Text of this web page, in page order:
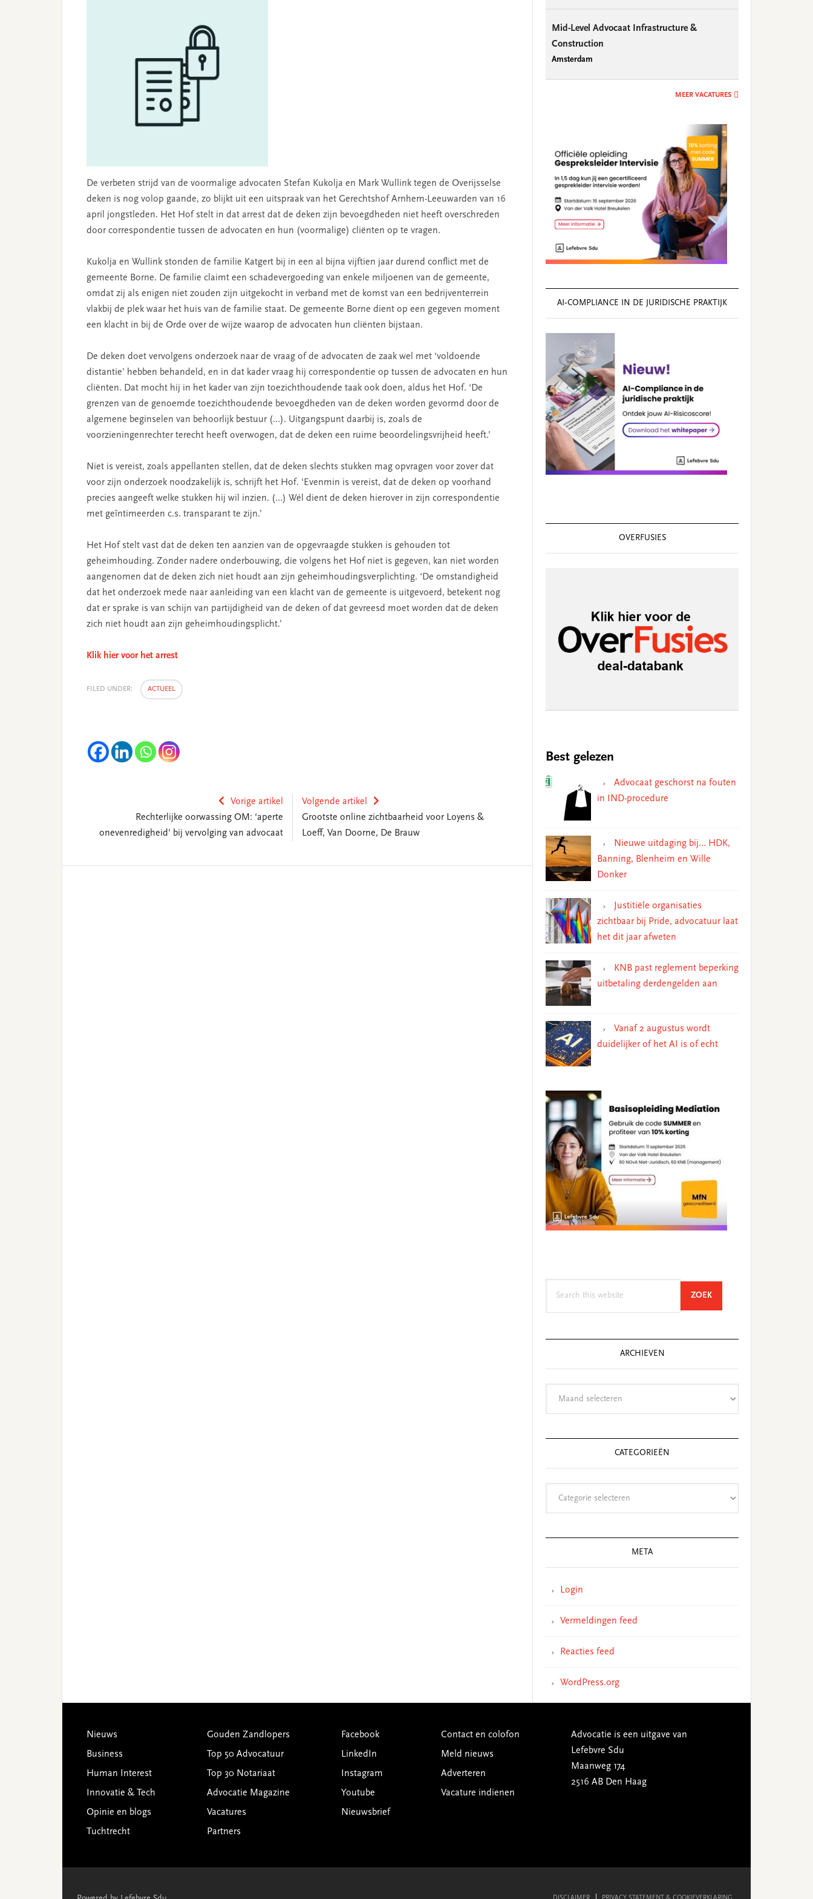
De verbeten strijd van de voormalige advocaten Stefan Kukolja en Mark Wullink tegen de Overijsselse
deken is nog volop gaande, zo blijkt uit een uitspraak van het Gerechtshof Arnhem-Leeuwarden van 16
april jongstleden. Het Hof stelt in dat arrest dat de deken zijn bevoegdheden niet heeft overschreden
door correspondentie tussen de advocaten en hun (voormalige) cliënten op te vragen.
Kukolja en Wullink stonden de familie Katgert bij in een al bijna vijftien jaar durend conflict met de
gemeente Borne. De familie claimt een schadevergoeding van enkele miljoenen van de gemeente,
omdat zij als enigen niet zouden zijn uitgekocht in verband met de komst van een bedrijventerrein
vlakbij de plek waar het huis van de familie staat. De gemeente Borne dient op een gegeven moment
een klacht in bij de Orde over de wijze waarop de advocaten hun cliënten bijstaan.
De deken doet vervolgens onderzoek naar de vraag of de advocaten de zaak wel met ‘voldoende
distantie’ hebben behandeld, en in dat kader vraag hij correspondentie op tussen de advocaten en hun
cliënten. Dat mocht hij in het kader van zijn toezichthoudende taak ook doen, aldus het Hof. ‘De
grenzen van de genoemde toezichthoudende bevoegdheden van de deken worden gevormd door de
algemene beginselen van behoorlijk bestuur (…). Uitgangspunt daarbij is, zoals de
voorzieningenrechter terecht heeft overwogen, dat de deken een ruime beoordelingsvrijheid heeft.’
Niet is vereist, zoals appellanten stellen, dat de deken slechts stukken mag opvragen voor zover dat
voor zijn onderzoek noodzakelijk is, schrijft het Hof. ‘Evenmin is vereist, dat de deken op voorhand
precies aangeeft welke stukken hij wil inzien. (…) Wél dient de deken hierover in zijn correspondentie
met geïntimeerden c.s. transparant te zijn.’
Het Hof stelt vast dat de deken ten aanzien van de opgevraagde stukken is gehouden tot
geheimhouding. Zonder nadere onderbouwing, die volgens het Hof niet is gegeven, kan niet worden
aangenomen dat de deken zich niet houdt aan zijn geheimhoudingsverplichting. ‘De omstandigheid
dat het onderzoek mede naar aanleiding van een klacht van de gemeente is uitgevoerd, betekent nog
dat er sprake is van schijn van partijdigheid van de deken of dat gevreesd moet worden dat de deken
zich niet houdt aan zijn geheimhoudingsplicht.’
Klik hier voor het arrest
FILED UNDER: ACTUEEL
Vorige artikel
Rechterlijke oorwassing OM: ‘aperte
onevenredigheid' bij vervolging van advocaat
Volgende artikel
Grootste online zichtbaarheid voor Loyens &
Loeff, Van Doorne, De Brauw
Mid-Level Advocaat Infrastructure &
Construction
Amsterdam
MEER VACATURES
AI‑COMPLIANCE IN DE JURIDISCHE PRAKTIJK
OVERFUSIES
Best gelezen
Advocaat geschorst na fouten
in IND-procedure
Nieuwe uitdaging bij… HDK,
Banning, Blenheim en Wille
Donker
Justitiële organisaties
zichtbaar bij Pride, advocatuur laat
het dit jaar afweten
KNB past reglement beperking
uitbetaling derdengelden aan
Vanaf 2 augustus wordt
duidelijker of het AI is of echt
ZOEKSEARCH
ARCHIEVEN
CATEGORIEËN
META
Login
Vermeldingen feed
Reacties feed
WordPress.org
Footer
Nieuws
Business
Human Interest
Innovatie & Tech
Opinie en blogs
Tuchtrecht
Gouden Zandlopers
Top 50 Advocatuur
Top 30 Notariaat
Advocatie Magazine
Vacatures
Partners
Facebook
LinkedIn
Instagram
Youtube
Nieuwsbrief
Contact en colofon
Meld nieuws
Adverteren
Vacature indienen
Advocatie is een uitgave van
Lefebvre Sdu
Maanweg 174
2516 AB Den Haag